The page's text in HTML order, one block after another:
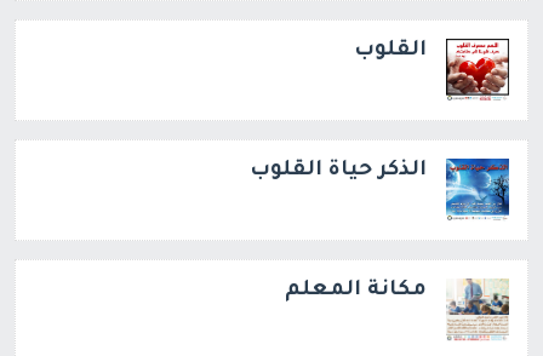
القلوب
الذكر حياة القلوب
مكانة المعلم